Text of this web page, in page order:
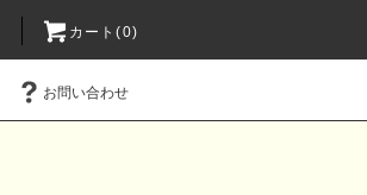
カート(0)
お問い合わせ